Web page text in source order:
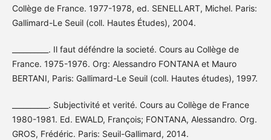
Collège de France. 1977-1978, ed. SENELLART, Michel. Paris:
Gallimard-Le Seuil (coll. Hautes Études), 2004.
__________. Il faut déféndre la societé. Cours au Collège de
France. 1975-1976. Org: Alessandro FONTANA et Mauro
BERTANI, Paris: Gallimard-Le Seuil (coll. Hautes études), 1997.
__________. Subjectivité et verité. Cours au Collège de France
1980-1981. Ed. EWALD, François; FONTANA, Alessandro. Org.
GROS, Frédéric. Paris: Seuil-Gallimard, 2014.